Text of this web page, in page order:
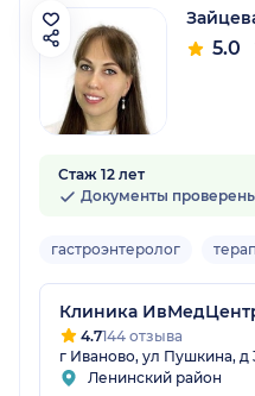
5.0
Стаж 12 лет
Документы
гастроэнтеролог
Клиника
4.7144 отзыва
г Иваново, ул Пушкина, д
Ленинский район